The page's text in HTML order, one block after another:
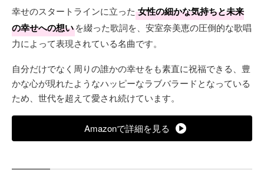
幸せのスタートラインに立った 女性の細かな気持ちと未来
の幸せへの想いを綴った歌詞を、安室奈美恵の圧倒的な歌唱
力によって表現されている名曲です。
自分だけでなく周りの誰かの幸せをも素直に祝福できる、豊
かな心が現れたようなハッピーなラブバラードとなっている
ため、世代を超えて愛され続けています。
Amazonで詳細を見る